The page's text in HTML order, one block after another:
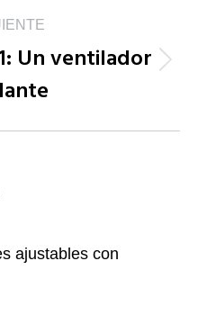
siguiente:
Un ventilador
ajustables con